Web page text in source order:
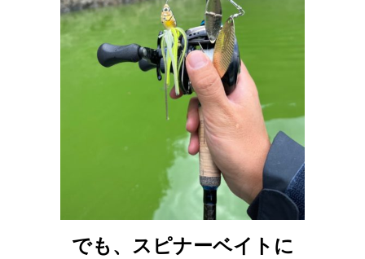
でも、スピナーベイトに